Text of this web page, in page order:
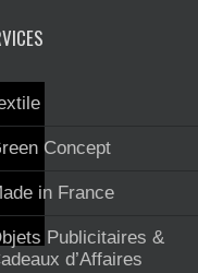
Concept
in France
Publicitaires &
d’Affaires